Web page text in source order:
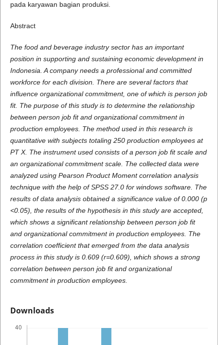
pada karyawan bagian produksi.
Abstract
The food and beverage industry sector has an important
position in supporting and sustaining economic development in
Indonesia. A company needs a professional and committed
workforce for each division. There are several factors that
influence organizational commitment, one of which is person job
fit. The purpose of this study is to determine the relationship
between person job fit and organizational commitment in
production employees. The method used in this research is
quantitative with subjects totaling 250 production employees at
PT X. The instrument used consists of a person job fit scale and
an organizational commitment scale. The collected data were
analyzed using Pearson Product Moment correlation analysis
technique with the help of SPSS 27.0 for windows software. The
results of data analysis obtained a significance value of 0.000 (p
<0.05), the results of the hypothesis in this study are accepted,
which shows a significant relationship between person job fit
and organizational commitment in production employees. The
correlation coefficient that emerged from the data analysis
process in this study is 0.609 (r=0.609), which shows a strong
correlation between person job fit and organizational
commitment in production employees.
Downloads